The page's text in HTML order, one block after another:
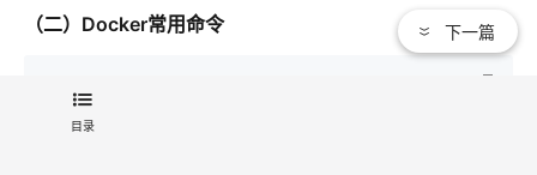
（二）Docker常用命令
# 查看容器运行状态
docker ps | grep openclaw
目录
下一篇